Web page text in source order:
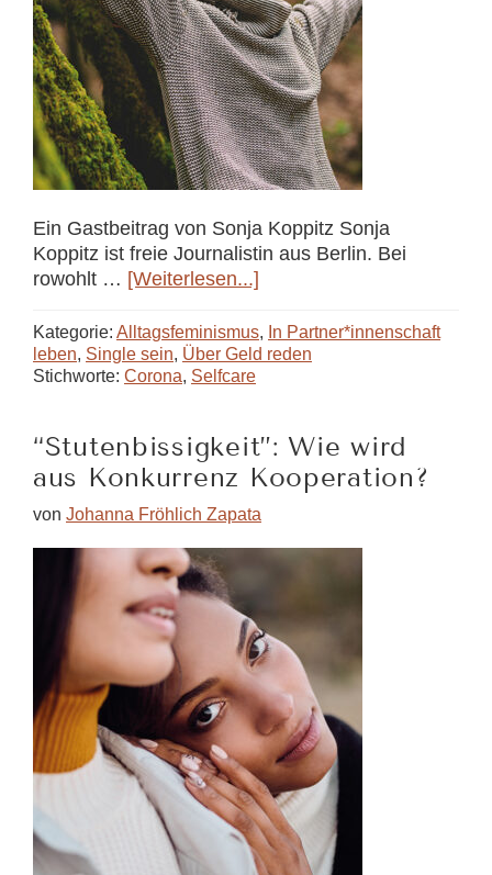
Ein Gastbeitrag von Sonja Koppitz Sonja
Koppitz ist freie Journalistin aus Berlin. Bei
rowohlt … [Weiterlesen...]
Konsum
—
Kategorie: Alltagsfeminismus, In Partner*innenschaft
leben, Single sein, Über Geld reden
Stichworte: Corona, Selfcare
“Stutenbissigkeit”: Wie wird
aus Konkurrenz Kooperation?
von Johanna Fröhlich Zapata